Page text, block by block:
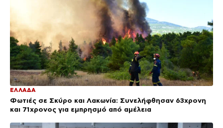
ΕΛΛΑΔΑ
Φωτιές σε Σκύρο και Λακωνία: Συνελήφθησαν 63χρονη
και 71χρονος για εμπρησμό από αμέλεια